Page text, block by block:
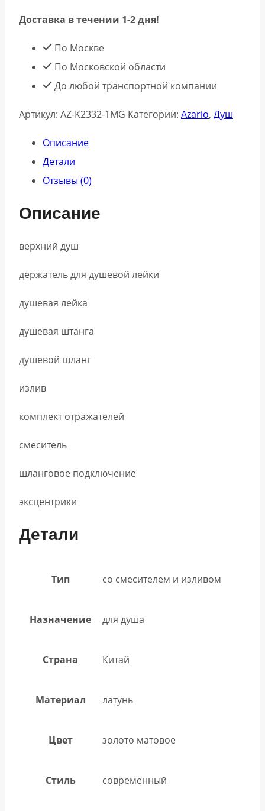
Доставка в течении 1-2 дня!
По Москве
По Московской области
До любой транспортной компании
Артикул: AZ-K2332-1MG Категории: Azario, Душ
Описание
Детали
Отзывы (0)
Описание
верхний душ
держатель для душевой лейки
душевая лейка
душевая штанга
душевой шланг
излив
комплект отражателей
смеситель
шланговое подключение
эксцентрики
Детали
Тип со смесителем и изливом
Назначение для душа
Страна Китай
Материал латунь
Цвет золото матовое
Стиль современный